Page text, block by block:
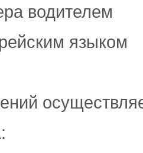
водителем
языком